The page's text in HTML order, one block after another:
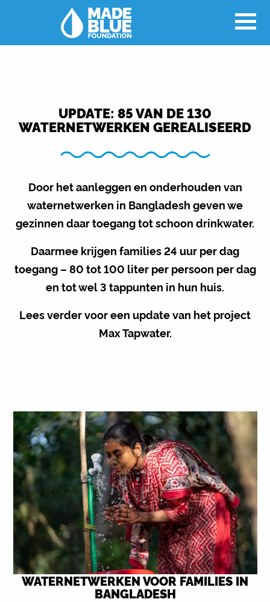
UPDATE: 85 VAN DE 130
WATERNETWERKEN GEREALISEERD
Door het aanleggen en onderhouden van
waternetwerken in Bangladesh geven we
gezinnen daar toegang tot schoon drinkwater.
Daarmee krijgen families 24 uur per dag
toegang – 80 tot 100 liter per persoon per dag
en tot wel 3 tappunten in hun huis.
Lees verder voor een update van het project
Max Tapwater.
WATERNETWERKEN VOOR FAMILIES IN
BANGLADESH